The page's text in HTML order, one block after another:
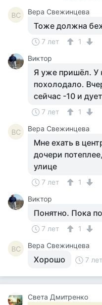
ВС Вера Свежинцева
Тоже должна
7 лет
1
Виктор
Я уже пришёл. У
похолодало.
сейчас -10 и
7 лет 1
ВС Вера Свежинцева
Мне ехать в
дочери
улице
7 лет
1
Виктор
Понятно. Пока
7 лет 1
ВС Вера Свежинцева
Хорошо 7 лет
Света Дмитренко